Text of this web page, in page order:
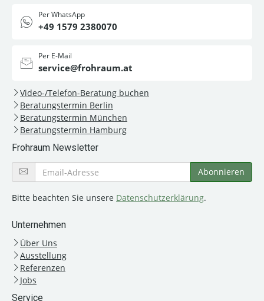
Per WhatsApp
+49 1579 2380070
Per E-Mail
service@frohraum.at
Video-/Telefon-Beratung buchen
Beratungstermin Berlin
Beratungstermin München
Beratungstermin Hamburg
Frohraum Newsletter
Bitte beachten Sie unsere Datenschutzerklärung.
Unternehmen
Über Uns
Ausstellung
Referenzen
Jobs
Service